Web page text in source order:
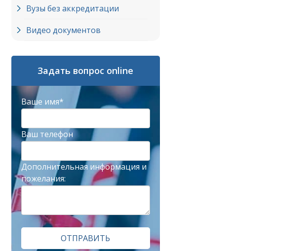
Вузы без аккредитации
Видео документов
Задать вопрос online
Ваше имя*
Ваш телефон
Дополнительная информация и
пожелания:
ОТПРАВИТЬ